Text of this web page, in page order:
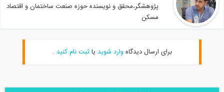
پژوهشگر،محقق و نویسنده حوزه صنعت ساختمان و اقتصاد
مسکن
برای ارسال دیدگاهوارد شویدیاثبت نام کنید.